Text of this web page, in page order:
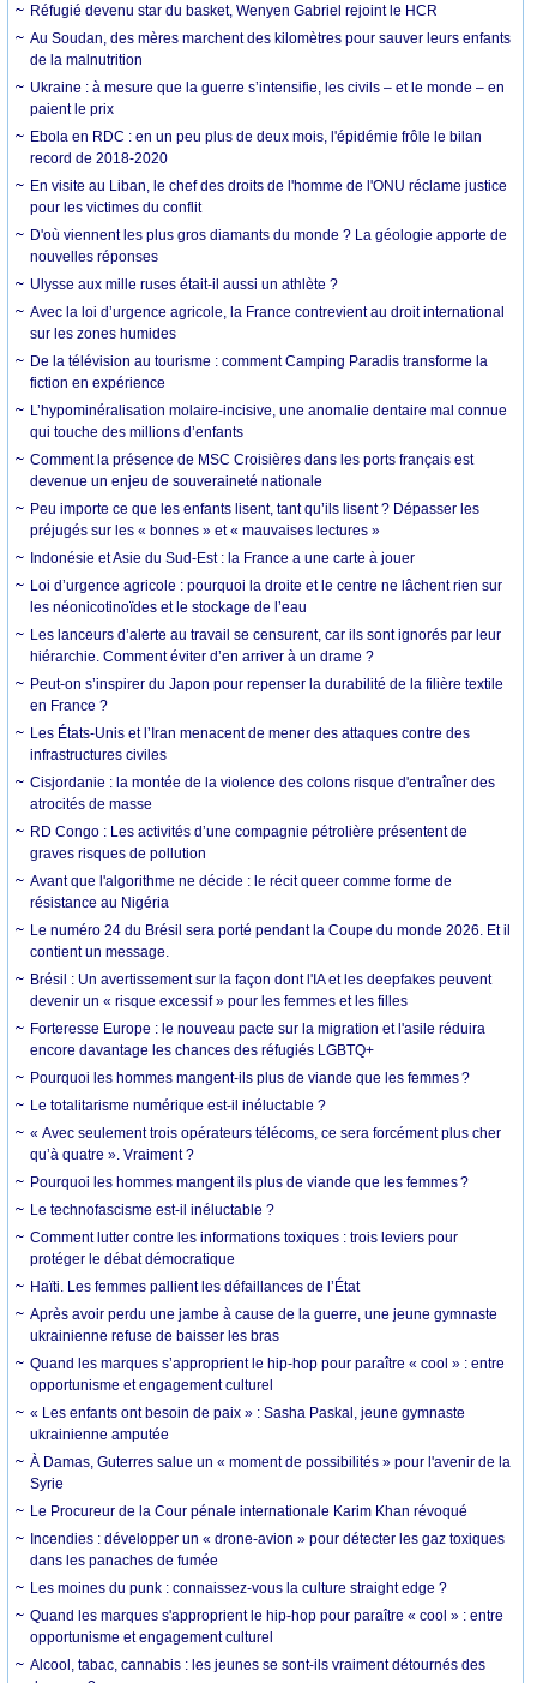
Réfugié devenu star du basket, Wenyen Gabriel rejoint le HCR
Au Soudan, des mères marchent des kilomètres pour sauver leurs enfants
de la malnutrition
Ukraine : à mesure que la guerre s’intensifie, les civils – et le monde – en
paient le prix
Ebola en RDC : en un peu plus de deux mois, l'épidémie frôle le bilan
record de 2018-2020
En visite au Liban, le chef des droits de l'homme de l'ONU réclame justice
pour les victimes du conflit
D'où viennent les plus gros diamants du monde ? La géologie apporte de
nouvelles réponses
Ulysse aux mille ruses était-il aussi un athlète ?
Avec la loi d’urgence agricole, la France contrevient au droit international
sur les zones humides
De la télévision au tourisme : comment Camping Paradis transforme la
fiction en expérience
L’hypominéralisation molaire-incisive, une anomalie dentaire mal connue
qui touche des millions d’enfants
Comment la présence de MSC Croisières dans les ports français est
devenue un enjeu de souveraineté nationale
Peu importe ce que les enfants lisent, tant qu’ils lisent ? Dépasser les
préjugés sur les « bonnes » et « mauvaises lectures »
Indonésie et Asie du Sud-Est : la France a une carte à jouer
Loi d’urgence agricole : pourquoi la droite et le centre ne lâchent rien sur
les néonicotinoïdes et le stockage de l’eau
Les lanceurs d’alerte au travail se censurent, car ils sont ignorés par leur
hiérarchie. Comment éviter d’en arriver à un drame ?
Peut-on s’inspirer du Japon pour repenser la durabilité de la filière textile
en France ?
Les États-Unis et l’Iran menacent de mener des attaques contre des
infrastructures civiles
Cisjordanie : la montée de la violence des colons risque d'entraîner des
atrocités de masse
RD Congo : Les activités d’une compagnie pétrolière présentent de
graves risques de pollution
Avant que l'algorithme ne décide : le récit queer comme forme de
résistance au Nigéria
Le numéro 24 du Brésil sera porté pendant la Coupe du monde 2026. Et il
contient un message.
Brésil : Un avertissement sur la façon dont l'IA et les deepfakes peuvent
devenir un « risque excessif » pour les femmes et les filles
Forteresse Europe : le nouveau pacte sur la migration et l'asile réduira
encore davantage les chances des réfugiés LGBTQ+
Pourquoi les hommes mangent-ils plus de viande que les femmes ?
Le totalitarisme numérique est-il inéluctable ?
« Avec seulement trois opérateurs télécoms, ce sera forcément plus cher
qu’à quatre ». Vraiment ?
Pourquoi les hommes mangent ils plus de viande que les femmes ?
Le technofascisme est-il inéluctable ?
Comment lutter contre les informations toxiques : trois leviers pour
protéger le débat démocratique
Haïti. Les femmes pallient les défaillances de l’État
Après avoir perdu une jambe à cause de la guerre, une jeune gymnaste
ukrainienne refuse de baisser les bras
Quand les marques s’approprient le hip-hop pour paraître « cool » : entre
opportunisme et engagement culturel
« Les enfants ont besoin de paix » : Sasha Paskal, jeune gymnaste
ukrainienne amputée
À Damas, Guterres salue un « moment de possibilités » pour l'avenir de la
Syrie
Le Procureur de la Cour pénale internationale Karim Khan révoqué
Incendies : développer un « drone-avion » pour détecter les gaz toxiques
dans les panaches de fumée
Les moines du punk : connaissez-vous la culture straight edge ?
Quand les marques s'approprient le hip-hop pour paraître « cool » : entre
opportunisme et engagement culturel
Alcool, tabac, cannabis : les jeunes se sont-ils vraiment détournés des